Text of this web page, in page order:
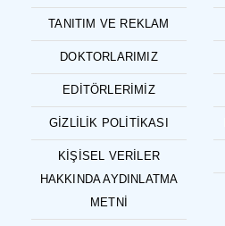
TANITIM VE REKLAM
DOKTORLARIMIZ
EDITÖRLERIMIZ
GIZLILIK POLITIKASI
KIŞISEL VERILER
HAKKINDA AYDINLATMA
METNI